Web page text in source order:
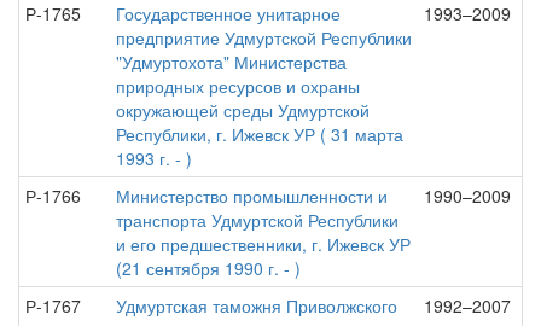
Р-1765
Государственное унитарное
предприятие Удмуртской Республики
"Удмуртохота" Министерства
природных ресурсов и охраны
окружающей среды Удмуртской
Республики, г. Ижевск УР ( 31 марта
1993 г. - )
1993–2009
Р-1766
Министерство промышленности и
транспорта Удмуртской Республики
и его предшественники, г. Ижевск УР
(21 сентября 1990 г. - )
1990–2009
Р-1767
Удмуртская таможня Приволжского
1992–2007